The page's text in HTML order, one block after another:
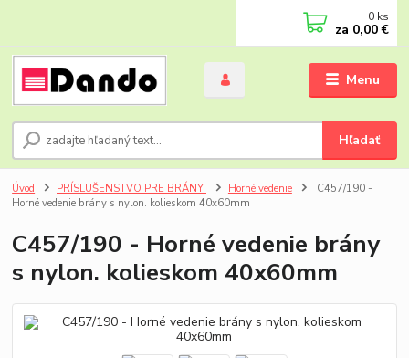
Menu
Hľadať
0 ks
za 0,00 €
Úvod PRÍSLUŠENSTVO PRE BRÁNY Horné vedenie
C457/190 -
Horné vedenie brány s nylon. kolieskom 40x60mm
C457/190 - Horné vedenie brány
s nylon. kolieskom 40x60mm